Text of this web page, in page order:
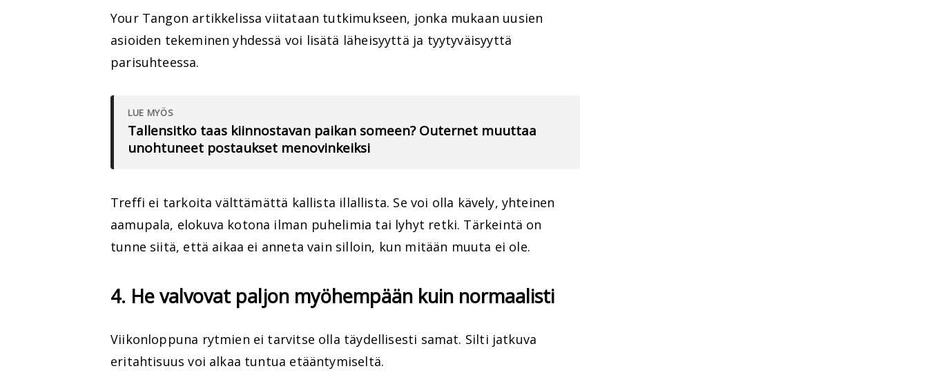
Your Tangon artikkelissa viitataan tutkimukseen, jonka mukaan uusien
asioiden tekeminen yhdessä voi lisätä läheisyyttä ja tyytyväisyyttä
parisuhteessa.
LUE MYÖS
Tallensitko taas kiinnostavan paikan someen? Outernet muuttaa
unohtuneet postaukset menovinkeiksi
Treffi ei tarkoita välttämättä kallista illallista. Se voi olla kävely, yhteinen
aamupala, elokuva kotona ilman puhelimia tai lyhyt retki. Tärkeintä on
tunne siitä, että aikaa ei anneta vain silloin, kun mitään muuta ei ole.
4. He valvovat paljon myöhempään kuin normaalisti
Viikonloppuna rytmien ei tarvitse olla täydellisesti samat. Silti jatkuva
eritahtisuus voi alkaa tuntua etääntymiseltä.